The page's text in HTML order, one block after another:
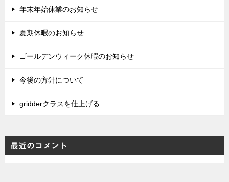
年末年始休業のお知らせ
夏期休暇のお知らせ
ゴールデンウィーク休暇のお知らせ
今後の方針について
gridderクラスを仕上げる
最近のコメント